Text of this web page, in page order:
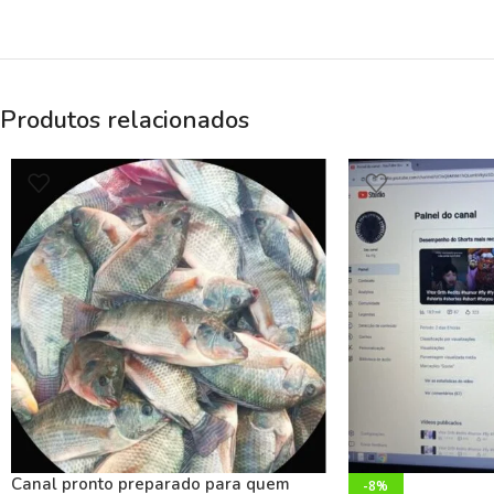
Produtos relacionados
Canal pronto preparado para quem -8%